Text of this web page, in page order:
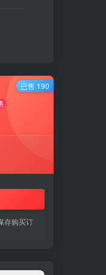
存购买订
已售 190
存购买订
已售 190